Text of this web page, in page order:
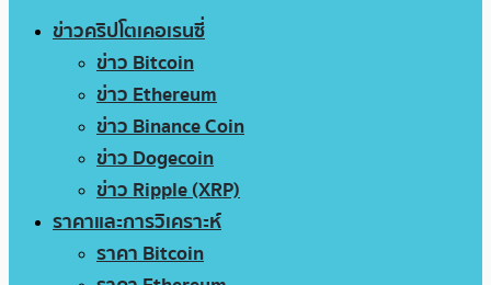
ข่าวคริปโตเคอเรนซี่
ข่าว Bitcoin
ข่าว Ethereum
ข่าว Binance Coin
ข่าว Dogecoin
ข่าว Ripple (XRP)
ราคาและการวิเคราะห์
ราคา Bitcoin